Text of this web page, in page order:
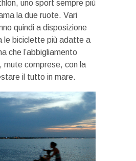
uno sport sempre più
la due ruote. Vari
quindi a disposizione
le biciclette più adatte a
che l’abbigliamento
mute comprese, con la
il tutto in mare.